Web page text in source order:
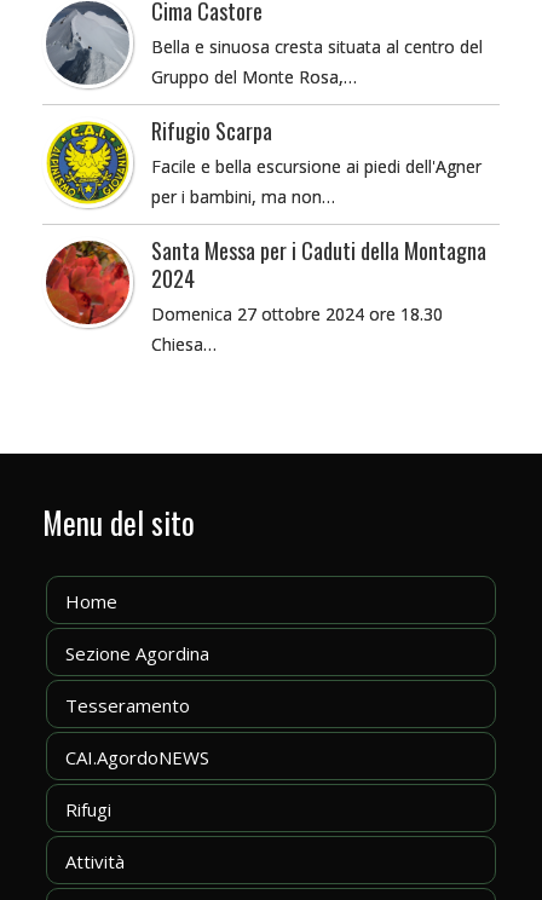
Cima Castore
Bella e sinuosa cresta situata al centro del
Gruppo del Monte Rosa,…
Rifugio Scarpa
Facile e bella escursione ai piedi dell'Agner
per i bambini, ma non…
Santa Messa per i Caduti della Montagna
2024
Domenica 27 ottobre 2024 ore 18.30
Chiesa…
Menu del sito
Home
Sezione Agordina
Tesseramento
CAI.AgordoNEWS
Rifugi
Attività